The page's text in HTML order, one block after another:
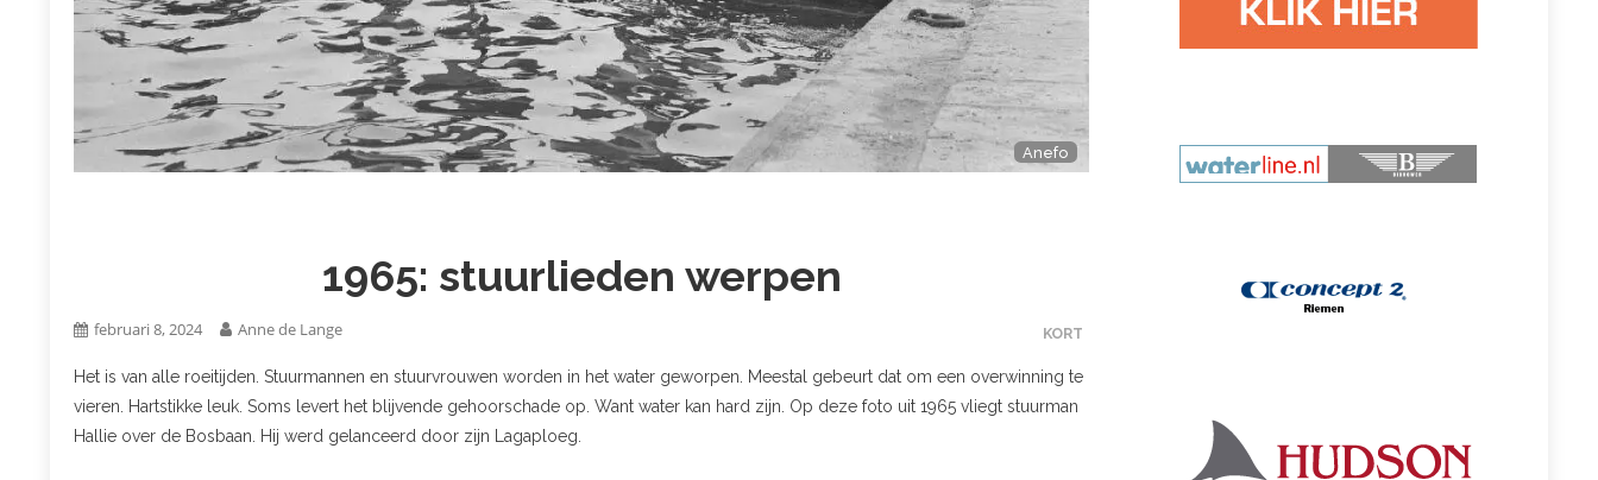
Anefo
1965: stuurlieden werpen
KORT
februari 8, 2024 Anne de Lange
Het is van alle roeitijden. Stuurmannen en stuurvrouwen worden in het water geworpen. Meestal gebeurt dat om een overwinning te
vieren. Hartstikke leuk. Soms levert het blijvende gehoorschade op. Want water kan hard zijn. Op deze foto uit 1965 vliegt stuurman
Hallie over de Bosbaan. Hij werd gelanceerd door zijn Lagaploeg.